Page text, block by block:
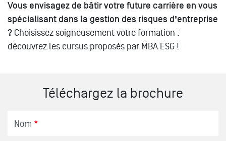
Vous envisagez de bâtir votre future carrière en vous
spécialisant dans la gestion des risques d’entreprise
? Choisissez soigneusement votre formation :
découvrez les cursus proposés par MBA ESG !
Téléchargez la brochure
Nom *